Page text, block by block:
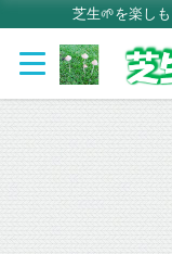
芝生🌱を楽し